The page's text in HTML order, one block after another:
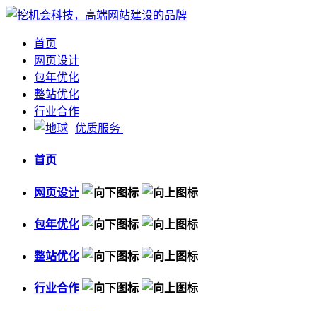
首页
网页设计
包年优化
整站优化
行业合作
优质服务
首页
网页设计
包年优化
整站优化
行业合作